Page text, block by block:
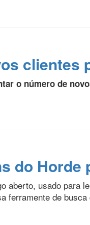
clientes
o número de
do Horde
aberto, usado para
de